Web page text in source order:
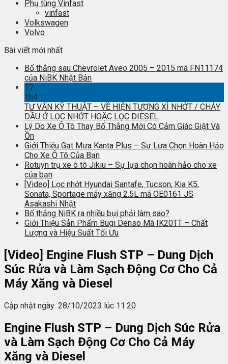
Phụ tùng Vinfast
vinfast
Volkswagen
Volvo
Bài viết mới nhất
Bố thắng sau Chevrolet Aveo 2005 – 2015 mã FN11174
của NiBK Nhật Bản
17
Th4
TƯ VẤN KỸ THUẬT – VỀ HIỆN TƯỢNG XÌ NHỚT / CHẢY
DẦU Ở LỌC NHỚT HOẶC LỌC DIESEL
Lý Do Xe Ô Tô Thay Bố Thắng Mới Có Cảm Giác Giật Và
Ồn
Giới Thiệu Gạt Mưa Kanta Plus – Sự Lựa Chọn Hoàn Hảo
Cho Xe Ô Tô Của Bạn
Rotuyn trụ xe ô tô Jikiu – Sự lựa chọn hoàn hảo cho xe
của bạn
[Video] Lọc nhớt Hyundai Santafe, Tucson, Kia K5,
Sonata, Sportage máy xăng 2.5L mã OE0161 JS
Asakashi Nhật
Bố thắng NiBK ra nhiều bụi phải làm sao?
Giới Thiệu Sản Phẩm Bugi Denso Mã IK20TT – Chất
Lượng và Hiệu Suất Tối Ưu
[Video] Engine Flush STP – Dung Dịch
Súc Rửa và Làm Sạch Động Cơ Cho Cả
Máy Xăng và Diesel
Cập nhật ngày: 28/10/2023 lúc 11:20
Engine Flush STP – Dung Dịch Súc Rửa
và Làm Sạch Động Cơ Cho Cả Máy
Xăng và Diesel